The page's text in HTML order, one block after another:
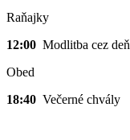
Raňajky
12:00 Modlitba cez deň
Obed
18:40 Večerné chvály